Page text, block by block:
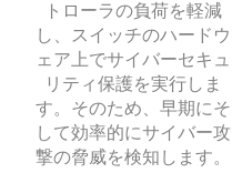
トローラの負荷を軽減
し、スイッチのハードウ
ェア上でサイバーセキュ
リティ保護を実行しま
す。そのため、早期にそ
して効率的にサイバー攻
撃の脅威を検知します。